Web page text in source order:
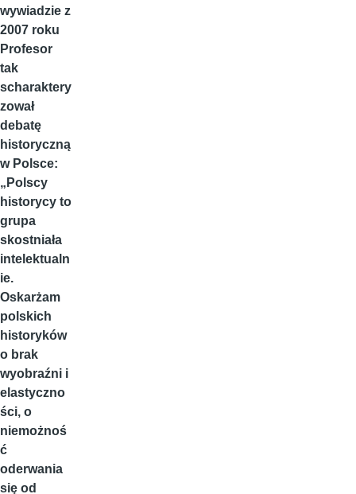
wywiadzie z
2007 roku
Profesor
tak
scharaktery
zował
debatę
historyczną
w Polsce:
„Polscy
historycy to
grupa
skostniała
intelektualn
ie.
Oskarżam
polskich
historyków
o brak
wyobraźni i
elastyczno
ści, o
niemożnoś
ć
oderwania
się od